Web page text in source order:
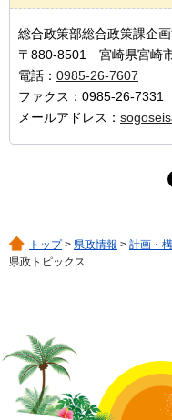
総合政策部総合政策課企
〒880-8501 宮崎県宮崎
電話： 0985-26-7607
ファクス：0985-26-7331
メールアドレス：
トップ> 県政情報 > 計画・
県政トピックス